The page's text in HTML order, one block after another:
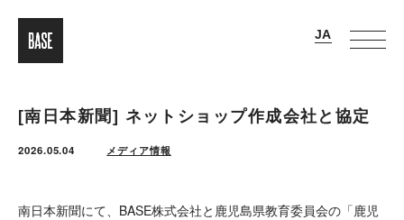
[南日本新聞] ネットショップ作成会社と協定
2026.05.04 メディア情報
南日本新聞にて、BASE株式会社と鹿児島県教育委員会の「鹿児